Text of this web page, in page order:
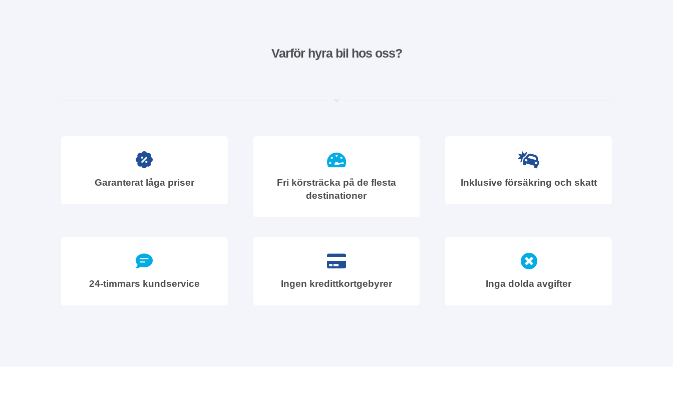
Varför hyra bil hos oss?
Garanterat låga priser
Fri körsträcka på de flesta
destinationer
Inklusive försäkring och skatt
24-timmars kundservice Ingen kredittkortgebyrer Inga dolda avgifter